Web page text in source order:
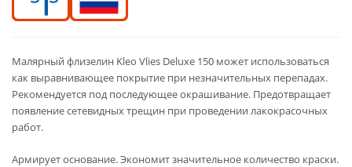
Малярный флизелин Kleo Vlies Deluxe 150 может использоваться
как выравнивающее покрытие при незначительных перепадах.
Рекомендуется под последующее окрашивание. Предотвращает
появление сетевидных трещин при проведении лакокрасочных
работ.
Армирует основание. Экономит значительное количество краски.